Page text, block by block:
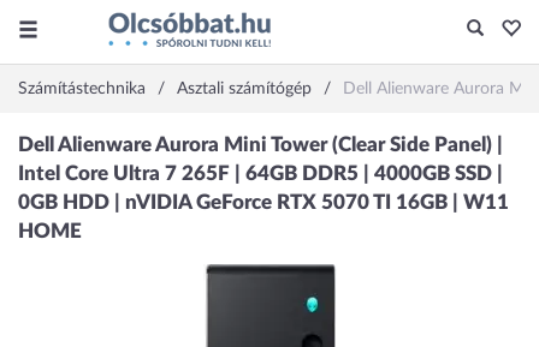
Számítástechnika Asztali számítógép Dell Alienware Aurora